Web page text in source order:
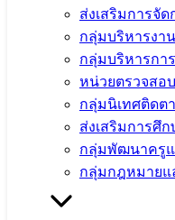
ส่งเสริมการจั
กลุ่มบริหารงา
กลุ่มบริหารกา
หน่วยตรวจสอ
กลุ่มนิเทศติดต
ส่งเสริมการศึ
กลุ่มพัฒนาครู
กลุ่มกฎหมายแ
จำนวนผู้ชม: 3,609
การนำผลการป
องค์กร
30 มิถุนายน 2023